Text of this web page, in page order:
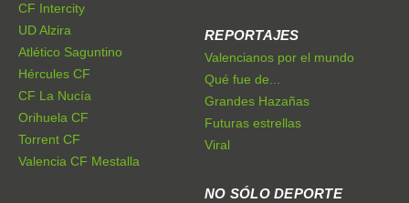
CF Intercity
UD Alzira
Atlético Saguntino
Hércules CF
CF La Nucía
Orihuela CF
Torrent CF
Valencia CF Mestalla
REPORTAJES
Valencianos por el mundo
Qué fue de...
Grandes Hazañas
Futuras estrellas
Viral
NO SÓLO DEPORTE